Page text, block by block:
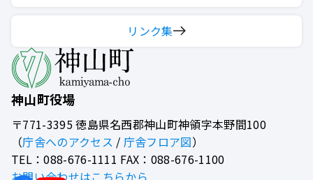
神山町役場
〒771-3395徳島県名西郡神山町神領字本野間100
（庁舎へのアクセス / 庁舎フロア図）
TEL：088-676-1111 FAX：088-676-1100
お問い合わせはこちらから
リンク集